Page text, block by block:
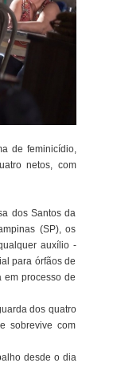
de feminicídio,
netos, com
dos Santos da
(SP), os
auxílio -
para órfãos de
processo de
dos quatro
sobrevive com
desde o dia